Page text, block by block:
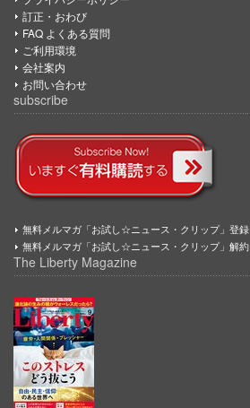
訂正・おわび
FAQ よくある質問
ご利用環境
会社案内
お問い合わせ
subscribe
無料メルマガ「お試し☆ニュース・クリップ」登録
無料メルマガ「お試し☆ニュース・クリップ」解約
The Liberty Magazine